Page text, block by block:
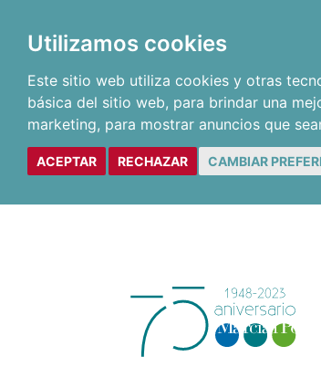
Utilizamos cookies
Este sitio web utiliza cookies y otras
básica del sitio web, para brindar una
marketing, para mostrar anuncios que
ACEPTAR RECHAZAR CAMBIAR